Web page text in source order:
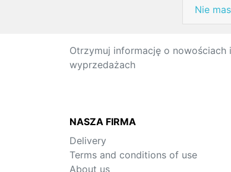
Nie
Otrzymuj informację o nowościach i
wyprzedażach
NASZA FIRMA
Delivery
Terms and conditions of use
About us